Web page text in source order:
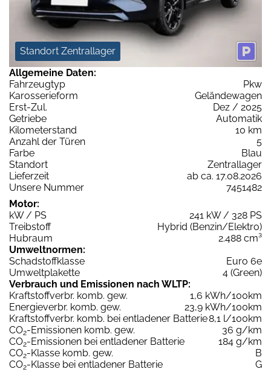
Standort Zentrallager
Allgemeine Daten:
Fahrzeugtyp
Pkw
Karosserieform
Geländewagen
Erst-Zul.
Dez / 2025
Getriebe
Automatik
Kilometerstand
10 km
Anzahl der Türen
5
Farbe
Blau
Standort
Zentrallager
Lieferzeit
ab ca. 17.08.2026
Unsere Nummer
7451482
Motor:
kW / PS
241 kW / 328 PS
Treibstoff
Hybrid (Benzin/Elektro)
Hubraum
2.488 cm³
Umweltnormen:
Schadstoffklasse
Euro 6e
Umweltplakette
4 (Green)
Verbrauch und Emissionen nach WLTP:
Kraftstoffverbr. komb. gew.
1,6 kWh/100km
Energieverbr. komb. gew.
23,9 kWh/100km
Kraftstoffverbr. komb. bei entladener Batterie8,1 l/100km
CO2-Emissionen komb. gew.
36 g/km
CO2-Emissionen bei entladener Batterie
184 g/km
CO2-Klasse komb. gew.
B
CO2-Klasse bei entladener Batterie
G